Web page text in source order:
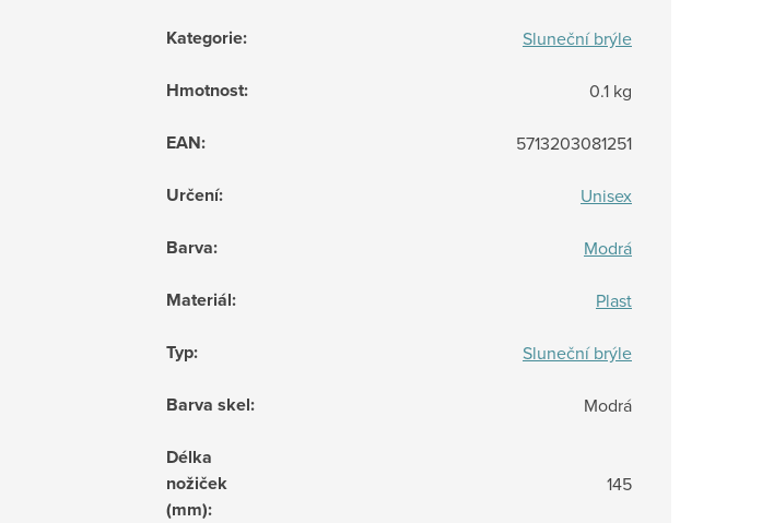
Kategorie: Sluneční brýle
Hmotnost: 0.1 kg
EAN: 5713203081251
Určení: Unisex
Barva: Modrá
Materiál: Plast
Typ: Sluneční brýle
Barva skel: Modrá
Délka
nožiček
(mm):
145